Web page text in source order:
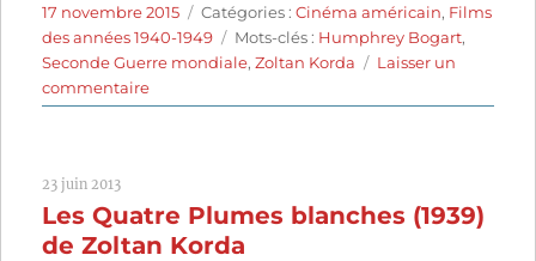
Publié
le
17 novembre 2015 Catégories
Catégories :Cinéma américain, Films
des années 1940-1949
Étiquettes
Mots-clés : Humphrey Bogart,
Seconde Guerre mondiale,Zoltan Korda
Laisser un
commentairesur
Sahara
Korda
23 juin 2013
Les Quatre Plumes blanches (1939)
de Zoltan Korda